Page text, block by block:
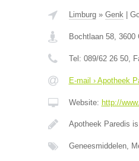
Limburg» Genk|
Bochtlaan 58, 3600
Tel: 089/62 26 50,
E-mail › Apotheek
Website: http://
Apotheek Paredis
Geneesmiddelen,